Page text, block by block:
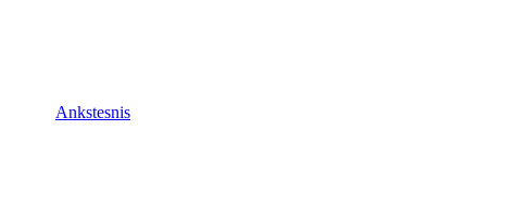
Ankstesnis